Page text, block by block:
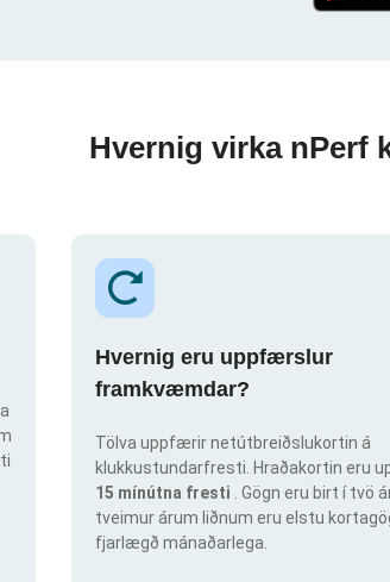
Hvernig virka nPerf
Hvernig eru uppfærslur
framkvæmdar?
Tölva uppfærir netútbreiðslukortin á
klukkustundarfresti. Hraðakortin eru
15 mínútna fresti
. Gögn eru birt í tvö
tveimur árum liðnum eru elstu
fjarlægð mánaðarlega.